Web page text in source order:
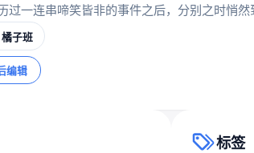
过一连串啼笑皆非的事件之后，分别之时悄然
子班
编辑
标签